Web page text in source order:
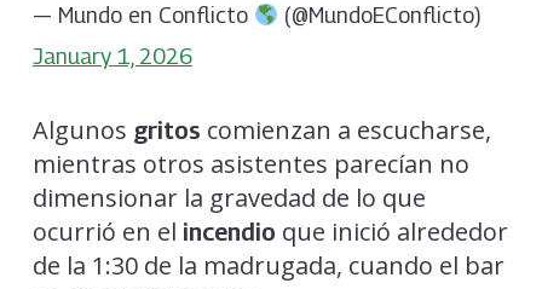
— Mundo en Conflicto
(@MundoEConflicto)
January 1, 2026
Algunos gritos comienzan a escucharse,
mientras otros asistentes parecían no
dimensionar la gravedad de lo que
ocurrió en el incendio que inició alrededor
de la 1:30 de la madrugada, cuando el bar